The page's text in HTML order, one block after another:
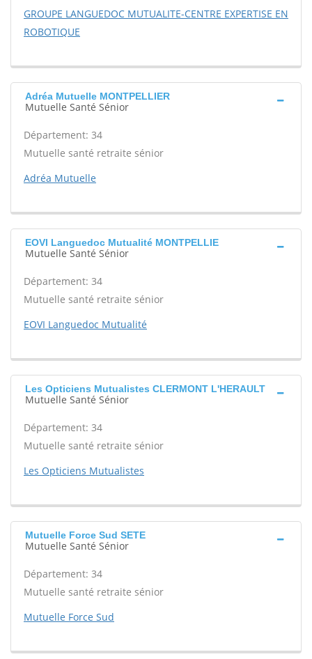
GROUPE LANGUEDOC MUTUALITE-CENTRE EXPERTISE EN
ROBOTIQUE
Adréa Mutuelle MONTPELLIER
Mutuelle Santé Sénior
Département: 34
Mutuelle santé retraite sénior
Adréa Mutuelle
EOVI Languedoc Mutualité MONTPELLIE
Mutuelle Santé Sénior
Département: 34
Mutuelle santé retraite sénior
EOVI Languedoc Mutualité
Les Opticiens Mutualistes CLERMONT L'HERAULT
Mutuelle Santé Sénior
Département: 34
Mutuelle santé retraite sénior
Les Opticiens Mutualistes
Mutuelle Force Sud SETE
Mutuelle Santé Sénior
Département: 34
Mutuelle santé retraite sénior
Mutuelle Force Sud